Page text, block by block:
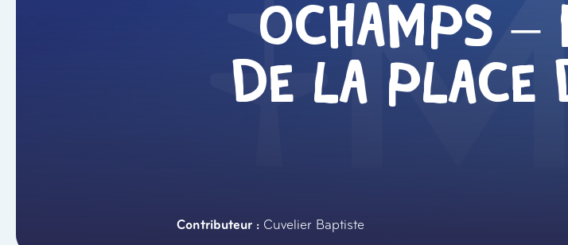
Ochamps
de la Place
Cuvelier Baptiste